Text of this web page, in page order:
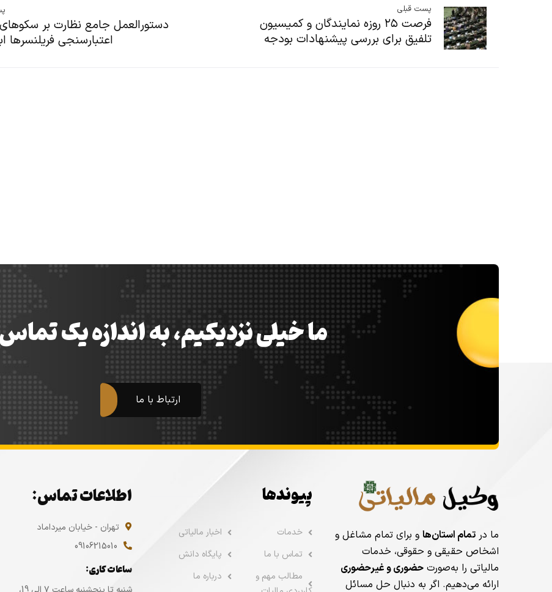
پست قبلی
فرصت ۲۵ روزه نمایندگان و کمیسیون
تلفیق برای بررسی پیشنهادات بودجه
دستورالعمل جامع نظارت بر
اعتبارسنجی فریلنسرها
ما خیلی نزدیکیم، به اندازه یک
ارتباط با ما
ما در تمام استان‌ها و برای تمام مشاغل و
اشخاص حقیقی و حقوقی، خدمات
مالیاتی را به‌صورت حضوری و غیرحضوری
ارائه می‌دهیم. اگر به دنبال حل مسائل
پیوندها
خدمات
اخبار مالیاتی
تماس با ما
پایگاه دانش
مطالب مهم و
درباره ما
اطلاعات تماس:
تهران - خیابان میرداماد
09106215010
ساعات کاری: